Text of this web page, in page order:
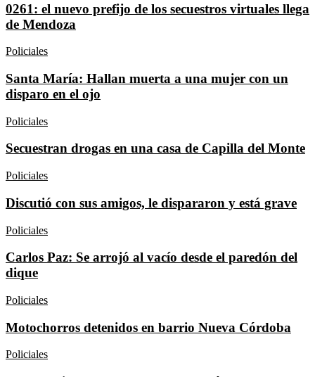
0261: el nuevo prefijo de los secuestros virtuales llega
de Mendoza
Policiales
Santa María: Hallan muerta a una mujer con un
disparo en el ojo
Policiales
Secuestran drogas en una casa de Capilla del Monte
Policiales
Discutió con sus amigos, le dispararon y está grave
Policiales
Carlos Paz: Se arrojó al vacío desde el paredón del
dique
Policiales
Motochorros detenidos en barrio Nueva Córdoba
Policiales